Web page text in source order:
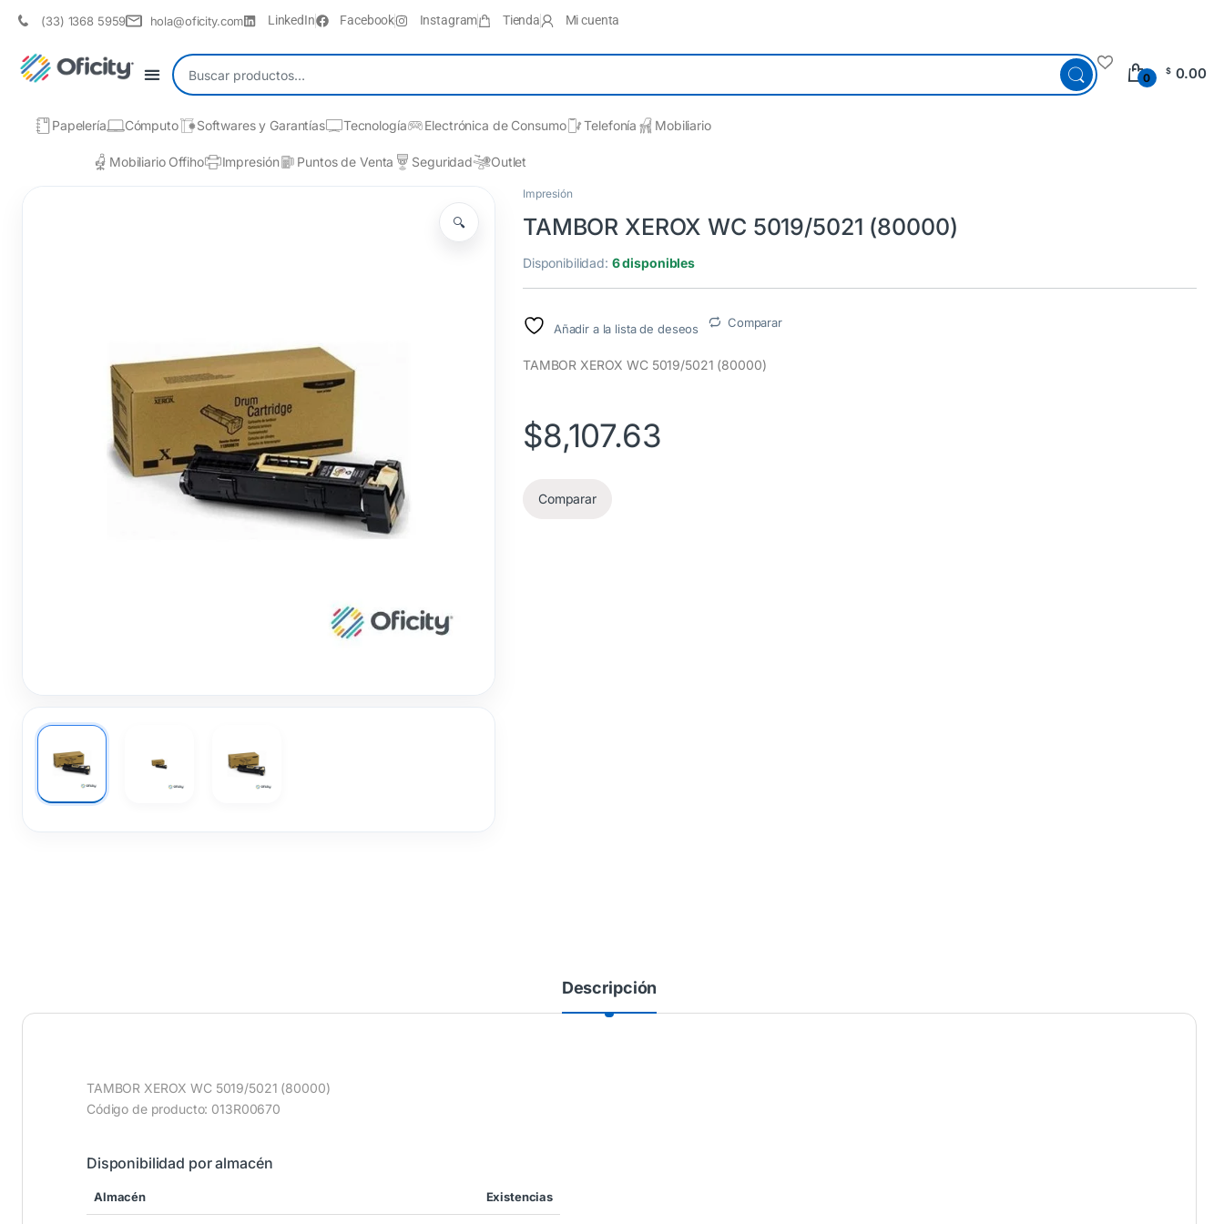
(33) 1368 5959 hola@oficity.com LinkedIn Facebook Instagram Tienda Mi cuenta
0
$ 0.00
Papelería Cómputo Softwares y Garantías Tecnología Electrónica de Consumo Telefonía Mobiliario
Mobiliario Offiho Impresión Puntos de Venta Seguridad Outlet
🔍
Impresión
TAMBOR XEROX WC 5019/5021 (80000)
Disponibilidad: 6 disponibles
Añadir a la lista de deseos Comparar
TAMBOR XEROX WC 5019/5021 (80000)
$8,107.63
Comparar
Descripción
TAMBOR XEROX WC 5019/5021 (80000)
Código de producto: 013R00670
Disponibilidad por almacén
Almacén Existencias